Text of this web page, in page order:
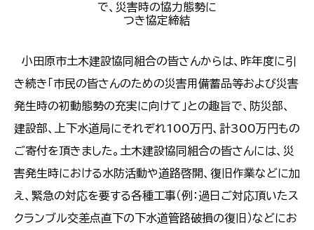
で、災害時の協力態勢に
つき協定締結
小田原市土木建設協同組合の皆さんからは、昨年度に引
き続き「市民の皆さんのための災害用備蓄品等および災害
発生時の初動態勢の充実に向けて」との趣旨で、防災部、
建設部、上下水道局にそれぞれ100万円、計300万円もの
ご寄付を頂きました。土木建設協同組合の皆さんには、災
害発生時における水防活動や道路啓開、復旧作業などに加
え、緊急の対応を要する各種工事（例：過日ご対応頂いたス
クランブル交差点直下の下水道管路破損の復旧）などにお